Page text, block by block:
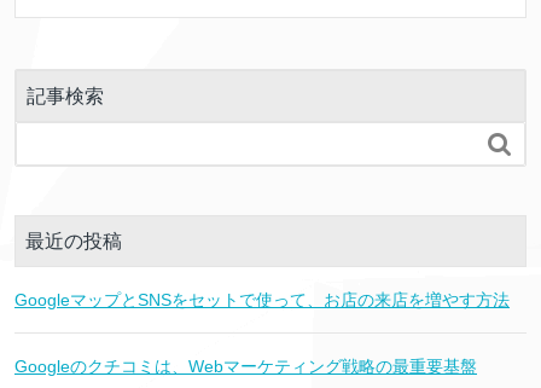
記事検索

最近の投稿
GoogleマップとSNSをセットで使って、お店の来店を増やす方法
Googleのクチコミは、Webマーケティング戦略の最重要基盤